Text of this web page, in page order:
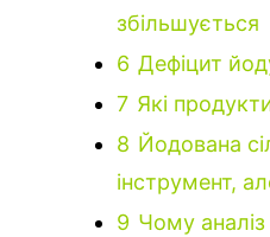
збільшується
6 Дефіцит
7 Які
8 Йодована
інструмент,
9 Чому аналіз